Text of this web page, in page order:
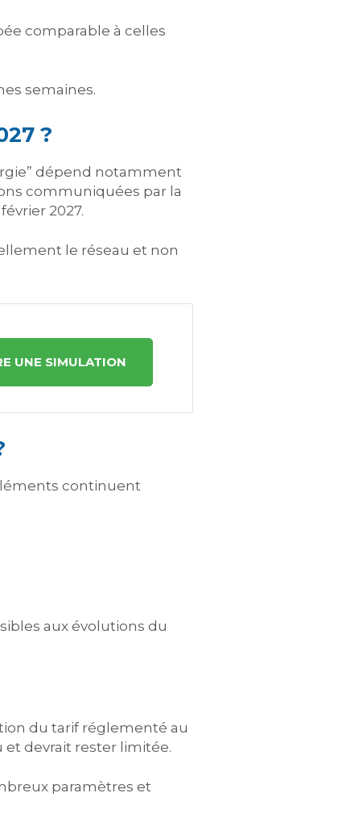
comparable à celles
semaines.
?
dépend notamment
communiquées par la
2027.
le réseau et non
UNE SIMULATION
continuent
aux évolutions du
du tarif réglementé au
et devrait rester limitée.
paramètres et